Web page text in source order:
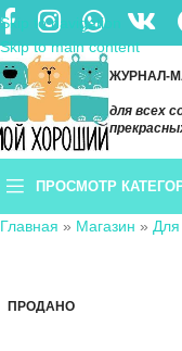
Skip to navigation
Skip to main content
ЖУРНАЛ-
для всех
ПРОСМОТР
Главная » Магазин »
ПРОДАНО